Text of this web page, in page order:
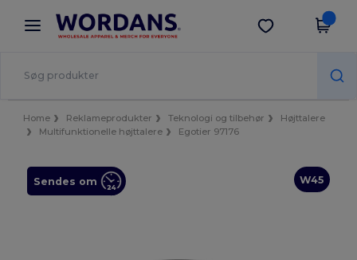
× Wordans-app
Bedre priser i appen!
Hent app
Home Reklameprodukter Teknologi og tilbehør
Højttalere
Multifunktionelle højttalere
Egotier 97176
W45
Sendes om